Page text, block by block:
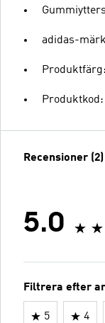
adidas-
Produktkod:
Recensioner (2)
5.0
Filtrera efter
5 4